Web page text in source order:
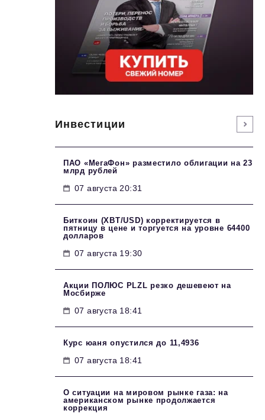
Инвестиции
ПАО «МегаФон» разместило облигации на 23
млрд рублей
07 августа 20:31
Биткоин (XBT/USD) корректируется в
пятницу в цене и торгуется на уровне 64400
долларов
07 августа 19:30
Акции ПОЛЮС PLZL резко дешевеют на
Мосбирже
07 августа 18:41
Курс юаня опустился до 11,4936
07 августа 18:41
О ситуации на мировом рынке газа: на
американском рынке продолжается
коррекция